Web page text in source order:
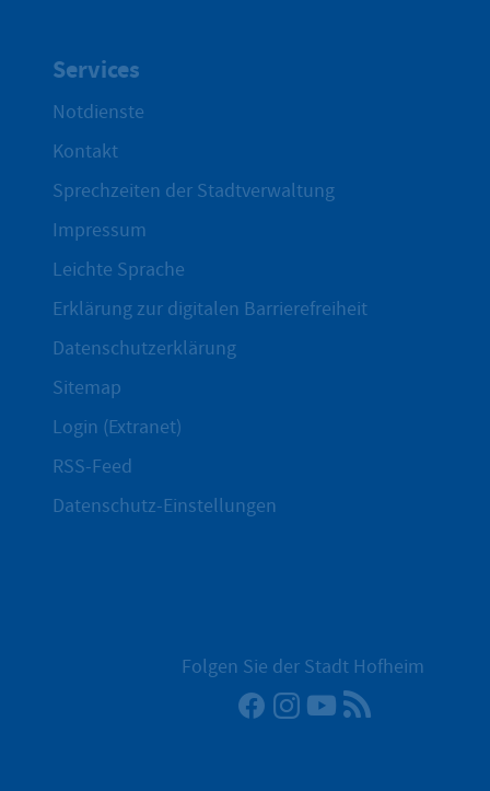
Services
Notdienste
Kontakt
Sprechzeiten der Stadtverwaltung
Impressum
Leichte Sprache
Erklärung zur digitalen Barrierefreiheit
Datenschutzerklärung
Sitemap
Login (Extranet)
RSS-Feed
Datenschutz-Einstellungen
Folgen Sie der Stadt Hofheim
Facebook
Instagram
YouTube